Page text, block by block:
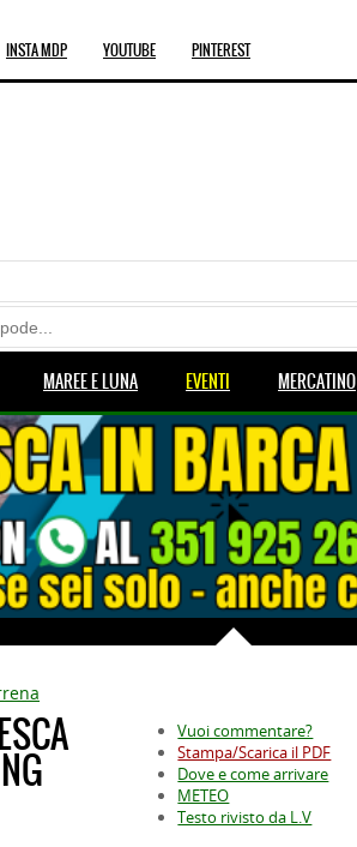
INSTA MDP YOUTUBE PINTEREST
MAREE E LUNA EVENTI MERCATINO
Vuoi commentare?
Stampa/Scarica il PDF
Dove e come arrivare
METEO
Testo rivisto da L.V